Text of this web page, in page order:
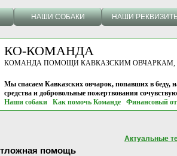
НАШИ СОБАКИ НАШИ
КО-КОМАНДА
КОМАНДА ПОМОЩИ КАВКАЗСКИМ ОВЧАРКАМ, г.
Мы спасаем Кавказских овчарок, попавших в беду,
средства и добровольные пожертвования
Наши собаки
Как помочь Команде Финансовый
Актуальные
помощь